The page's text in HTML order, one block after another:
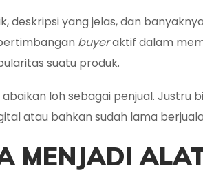
deskripsi yang jelas, dan
buyeraktif dalam
suatu produk.
loh sebagai penjual. Justru
atau bahkan sudah lama
MENJADI